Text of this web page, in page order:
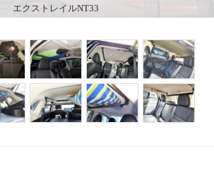
エクストレイルNT33